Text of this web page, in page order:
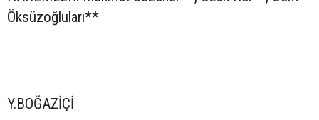
Öksüzoğluları**
Y.BOĞAZİÇİ